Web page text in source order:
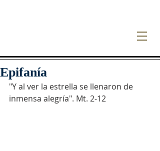
Epifanía
"Y al ver la estrella se llenaron de
inmensa alegría". Mt. 2-12